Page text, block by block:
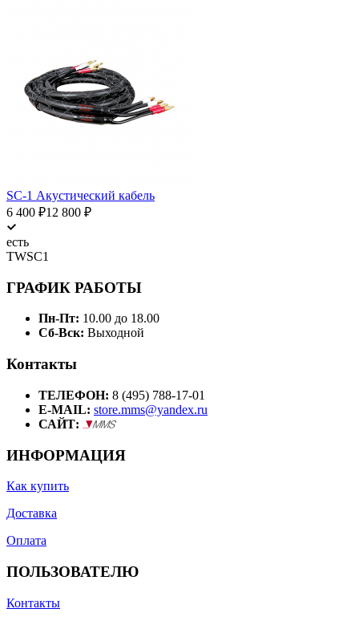
SC-1 Акустический кабель
6 400 ₽12 800 ₽
есть
TWSC1
ГРАФИК РАБОТЫ
Пн-Пт: 10.00 до 18.00
Сб-Вск: Выходной
Контакты
ТЕЛЕФОН: 8 (495) 788-17-01
E-MAIL: store.mms@yandex.ru
САЙТ:
ИНФОРМАЦИЯ
Как купить
Доставка
Оплата
ПОЛЬЗОВАТЕЛЮ
Контакты